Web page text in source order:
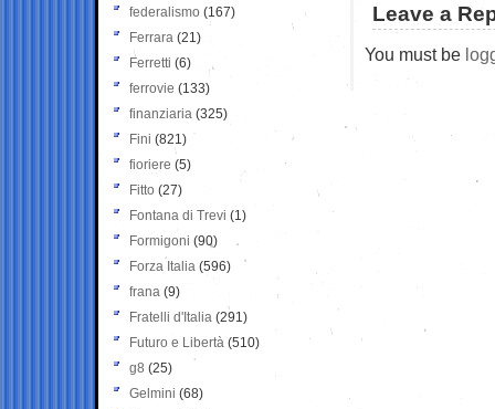
Leave a
You must be
federalismo (167)
Ferrara (21)
Ferretti (6)
ferrovie (133)
finanziaria (325)
Fini (821)
fioriere (5)
Fitto (27)
Fontana di Trevi (1)
Formigoni (90)
Forza Italia (596)
frana (9)
Fratelli d'Italia (291)
Futuro e Libertà (510)
g8 (25)
Gelmini (68)